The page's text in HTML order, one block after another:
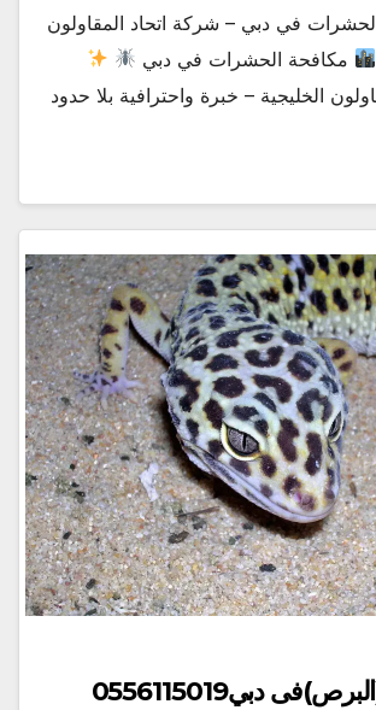
في دبي – شركة اتحاد المقاولون
مكافحة الحشرات في دبي
الخليجية – خبرة واحترافية بلا حدود
دبي0556115019